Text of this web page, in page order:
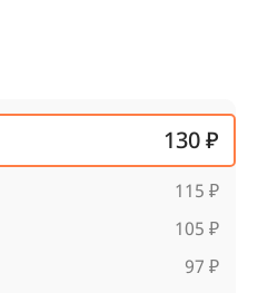
130 ₽
115 ₽
105 ₽
97 ₽